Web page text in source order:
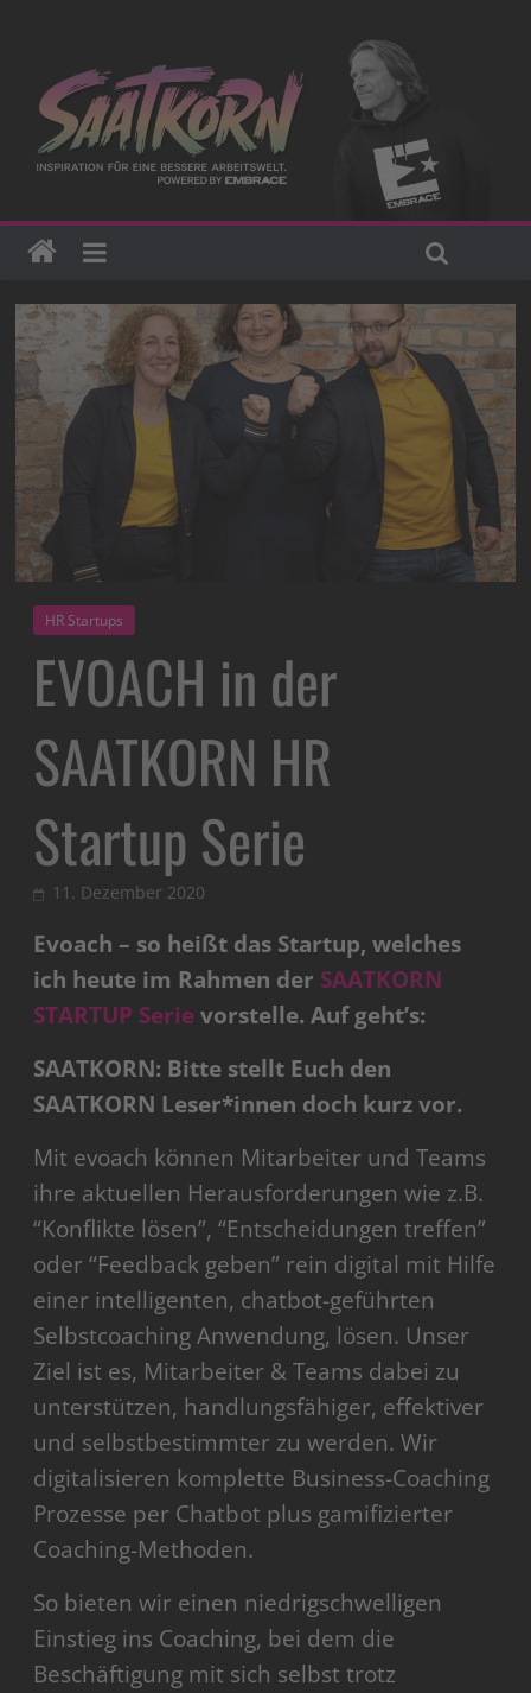
HR Startups
EVOACH in der
SAATKORN HR
Startup Serie
11. Dezember 2020
Evoach – so heißt das Startup, welches
ich heute im Rahmen der SAATKORN
STARTUP Serievorstelle. Auf geht’s:
SAATKORN: Bitte stellt Euch den
SAATKORN Leser*innen doch kurz vor.
Mit evoach können Mitarbeiter und Teams
ihre aktuellen Herausforderungen wie z.B.
“Konflikte lösen”, “Entscheidungen treffen”
oder “Feedback geben” rein digital mit Hilfe
einer intelligenten, chatbot-geführten
Selbstcoaching Anwendung, lösen. Unser
Ziel ist es, Mitarbeiter & Teams dabei zu
unterstützen, handlungsfähiger, effektiver
und selbstbestimmter zu werden. Wir
digitalisieren komplette Business-Coaching
Prozesse per Chatbot plus gamifizierter
Coaching-Methoden.
So bieten wir einen niedrigschwelligen
Einstieg ins Coaching, bei dem die
Beschäftigung mit sich selbst trotz